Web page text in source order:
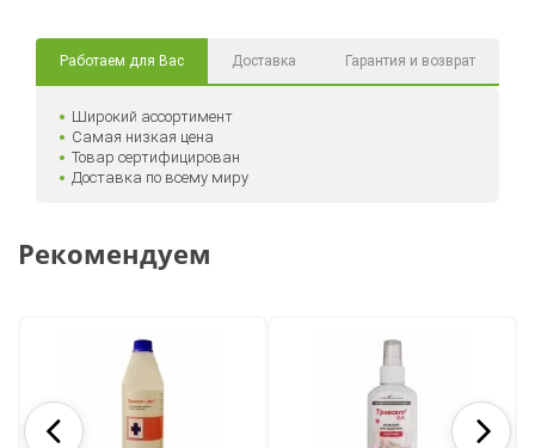
Работаем для Вас Доставка Гарантия и возврат
Широкий ассортимент
Самая низкая цена
Товар сертифицирован
Доставка по всему миру
Рекомендуем